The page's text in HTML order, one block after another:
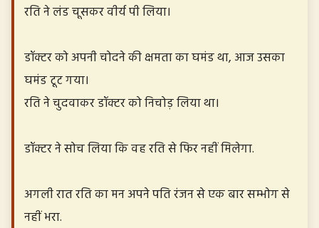
रति ने लंड चूसकर वीर्य पी लिया।
डॉक्टर को अपनी चोदने की क्षमता का घमंड था, आज उसका
घमंड टूट गया।
रति ने चुदवाकर डॉक्टर को निचोड़ लिया था।
डॉक्टर ने सोच लिया कि वह रति से फिर नहीं मिलेगा.
अगली रात रति का मन अपने पति रंजन से एक बार सम्भोग से
नहीं भरा.